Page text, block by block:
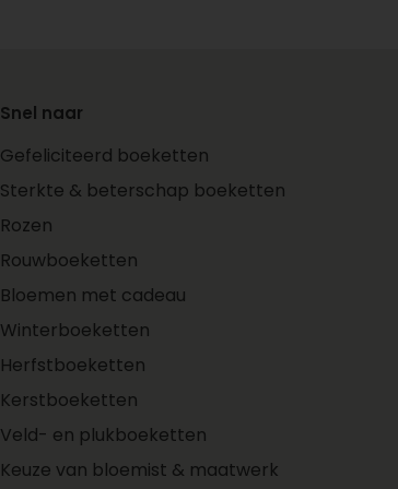
Snel naar
Gefeliciteerd boeketten
Sterkte & beterschap boeketten
Rozen
Rouwboeketten
Bloemen met cadeau
Winterboeketten
Herfstboeketten
Kerstboeketten
Veld- en plukboeketten
Keuze van bloemist & maatwerk